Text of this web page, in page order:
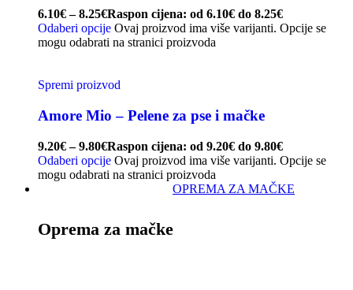
6.10€ – 8.25€Raspon cijena: od 6.10€ do 8.25€
Odaberi opcije Ovaj proizvod ima više varijanti. Opcije se
mogu odabrati na stranici proizvoda
Spremi proizvod
Amore Mio – Pelene za pse i mačke
9.20€ – 9.80€Raspon cijena: od 9.20€ do 9.80€
Odaberi opcije Ovaj proizvod ima više varijanti. Opcije se
mogu odabrati na stranici proizvoda
OPREMA ZA MAČKE
Oprema za mačke